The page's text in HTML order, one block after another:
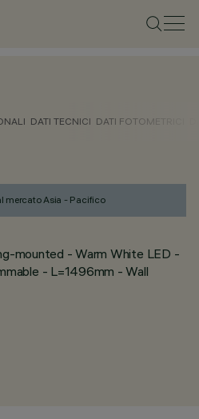
DATI TECNICI DATI FOTOMETRICI
mercato Asia - Pacifico
mounted - Warm White LED -
- L=1496mm - Wall